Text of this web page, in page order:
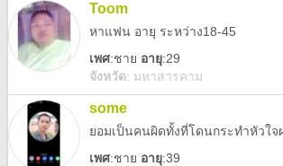
Toom
หาแฟน อายุ ระหว่าง18-45
เพศ:ชาย อายุ:29
จังหวัด: มหาสารคาม
some
เพศ:ชาย อายุ:39